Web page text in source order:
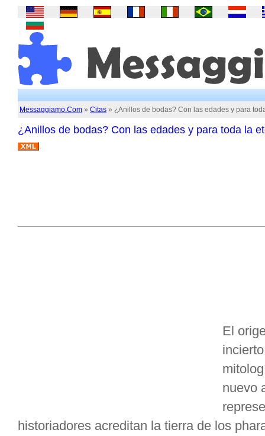
Messaggiamo.Com » Citas » ¿Anillos de bodas? Con las edades y para
¿Anillos de bodas? Con las edades y para toda la
El
nuevo
historiadores acreditan la tierra de los